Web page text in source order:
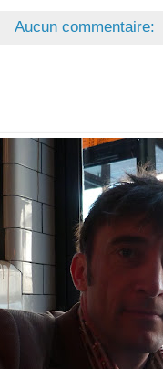
Aucun commentaire: